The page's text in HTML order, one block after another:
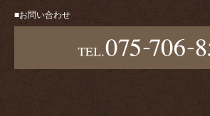
お問い合わせ